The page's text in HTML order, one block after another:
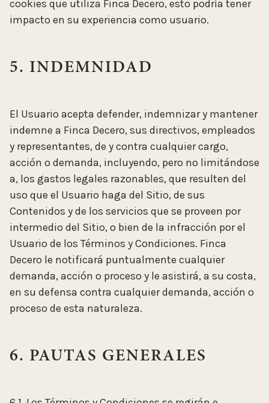
cookies que utiliza Finca Decero, esto podría tener
impacto en su experiencia como usuario.
5. INDEMNIDAD
El Usuario acepta defender, indemnizar y mantener
indemne a Finca Decero, sus directivos, empleados
y representantes, de y contra cualquier cargo,
acción o demanda, incluyendo, pero no limitándose
a, los gastos legales razonables, que resulten del
uso que el Usuario haga del Sitio, de sus
Contenidos y de los servicios que se proveen por
intermedio del Sitio, o bien de la infracción por el
Usuario de los Términos y Condiciones. Finca
Decero le notificará puntualmente cualquier
demanda, acción o proceso y le asistirá, a su costa,
en su defensa contra cualquier demanda, acción o
proceso de esta naturaleza.
6. PAUTAS GENERALES